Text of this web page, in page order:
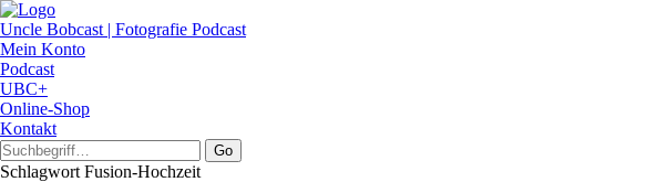
Uncle Bobcast | Fotografie Podcast
Mein Konto
Podcast
UBC+
Online-Shop
Kontakt
Go
Schlagwort Fusion-Hochzeit